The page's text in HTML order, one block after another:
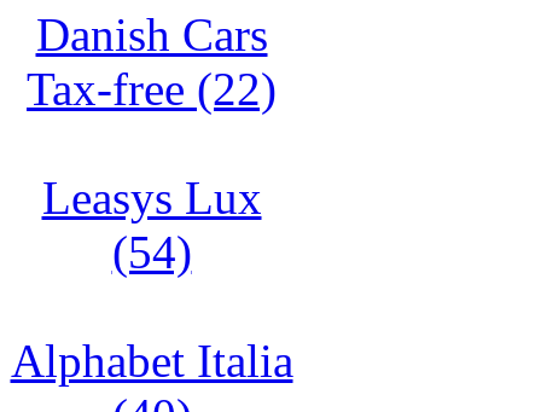
Danish Cars
Tax-free (22)
Leasys Lux
(54)
Alphabet Italia